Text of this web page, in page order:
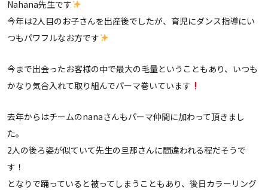
Nahana先生です
今年は2人目のお子さんを出産後でしたが、育児にダンス指導にい
つもパワフルなお方です
今まで出会ったお客様の中で最大の毛量ということもあり、いつも
かなり気合入れて取り組んでパーマ巻いています
去年からはチームのnanaさんもパーマ仲間に加わって頂きまし
た。
2人の後ろ姿が似ていて先生の旦那さんに間違われる程だそうで
す！
となりで踊っていると被ってしまうこともあり、後日カラーリング